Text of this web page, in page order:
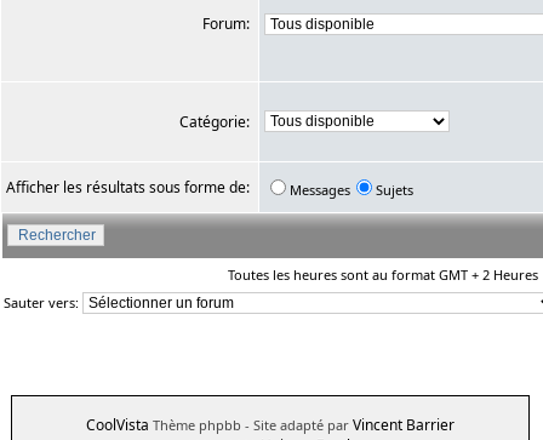
Forum:
Catégorie:
Afficher les résultats sous forme de: Messages Sujets
Toutes les heures sont au format GMT + 2 Heures
Sauter vers:
CoolVista Thème phpbb - Site adapté par Vincent Barrier